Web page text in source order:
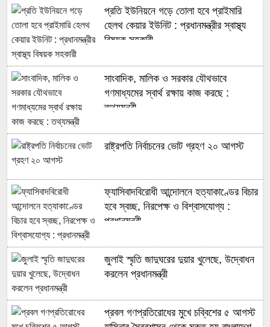
প্রতি ইউনিয়নে গড়ে তোলা হবে প্রাইমারি
হেলথ কেয়ার ইউনিট : প্রধানমন্ত্রীর স্বাস্থ্য
বিষয়ক সহকারী
সাংবাদিক, মালিক ও সরকার যৌথভাবে
গণমাধ্যমের স্বার্থ রক্ষায় কাজ করছে :
তথ্যমন্ত্রী
রাষ্ট্রপতি নির্বাচনের ভোট গ্রহণ ২০ আগস্ট
ফ্যাসিবাদবিরোধী আন্দোলনে হত্যাকাণ্ডের বিচার
হবে স্বচ্ছ, নিরপেক্ষ ও বিশ্বাসযোগ্য :
প্রধানমন্ত্রী
জুলাই স্মৃতি জাদুঘরের দুয়ার খুলেছে, উদ্বোধন
করলেন প্রধানমন্ত্রী
প্রবল গণপ্রতিরোধের মুখে চব্বিশের ৫ আগস্ট